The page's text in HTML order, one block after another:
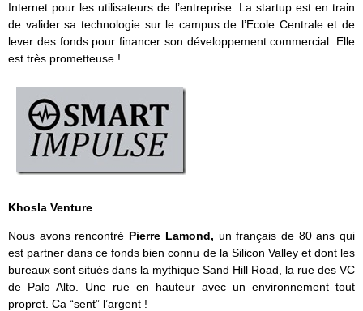
Internet pour les utilisateurs de l’entreprise. La startup est en train
de valider sa technologie sur le campus de l’Ecole Centrale et de
lever des fonds pour financer son développement commercial. Elle
est très prometteuse !
Khosla Venture
Nous avons rencontré Pierre Lamond, un français de 80 ans qui
est partner dans ce fonds bien connu de la Silicon Valley et dont les
bureaux sont situés dans la mythique Sand Hill Road, la rue des VC
de Palo Alto. Une rue en hauteur avec un environnement tout
propret. Ca “sent” l’argent !